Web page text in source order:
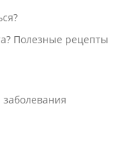
Полезные рецепты